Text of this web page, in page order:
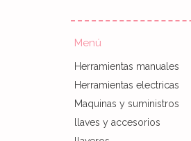
Menú
Herramientas manuales
Herramientas electricas
Maquinas y suministros
llaves y accesorios